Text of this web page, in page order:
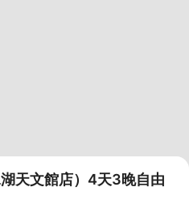
天文館店）4天3晚自由